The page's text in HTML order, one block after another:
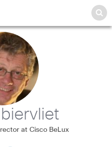
at Cisco BeLux